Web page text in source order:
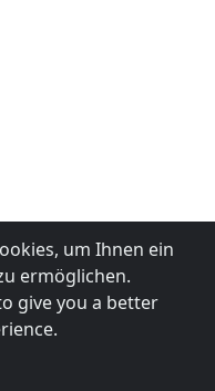
um Ihnen ein
ermöglichen.
give you a better